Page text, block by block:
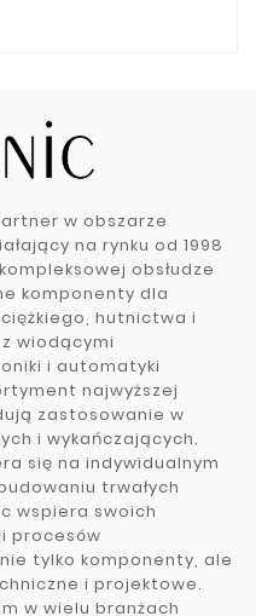
w obszarze
na rynku od 1998
obsłudze
komponenty dla
hutnictwa i
wiodącymi
i automatyki
najwyższej
zastosowanie w
i wykańczających.
się na indywidualnym
trwałych
wspiera swoich
procesów
tylko komponenty, ale
i projektowe.
w wielu branżach